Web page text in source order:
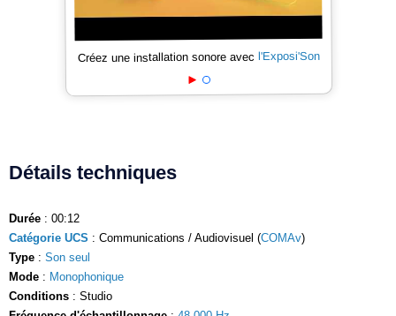
Créez une installation sonore avec l'Exposi'Son
Détails techniques
Durée : 00:12
Catégorie UCS : Communications / Audiovisuel (COMAv)
Type : Son seul
Mode : Monophonique
Conditions : Studio